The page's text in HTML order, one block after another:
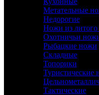
Метательные
Недорогие
Ножи из литого
Охотничьи
Рыбацкие ножи
Складные
Топорики
Туристические
Тактические